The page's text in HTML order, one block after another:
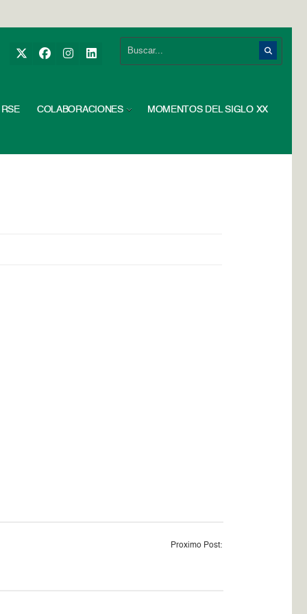
RSE COLABORACIONES MOMENTOS DEL SIGLO XX
Proximo Post: